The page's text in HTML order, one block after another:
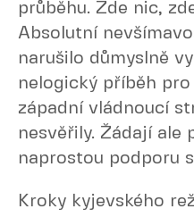
průběhu. Zde nic,
Absolutní
narušilo důmyslně
nelogický příběh pro
západní vládnoucí
nesvěřily. Žádají ale
naprostou podporu
Kroky kyjevského